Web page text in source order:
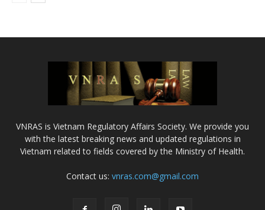
VNRAS is Vietnam Regulatory Affairs Society. We provide you
with the latest breaking news and updated regulations in
Vietnam related to fields covered by the Ministry of Health.
Contact us: vnras.com@gmail.com